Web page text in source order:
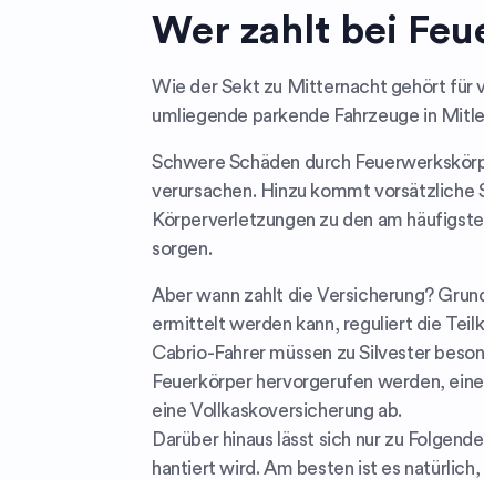
Wer zahlt bei
Wie der Sekt zu Mitternacht gehört für
umliegende parkende Fahrzeuge in
Schwere Schäden durch
verursachen. Hinzu kommt vorsätzliche
Körperverletzungen zu den am
sorgen.
Aber wann zahlt die Versicherung?
ermittelt werden kann, reguliert die
Cabrio-Fahrer müssen zu Silvester
Feuerkörper hervorgerufen werden,
eine Vollkaskoversicherung ab.
Darüber hinaus lässt sich nur zu
hantiert wird. Am besten ist es